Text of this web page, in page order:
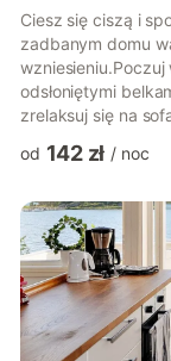
Ciesz się ciszą i
zadbanym domu
odsłoniętymi
zrelaksuj się na
towarzyskich.
podwyższoną
spożywanie
chwile na słońcu.
od 142 zł / noc